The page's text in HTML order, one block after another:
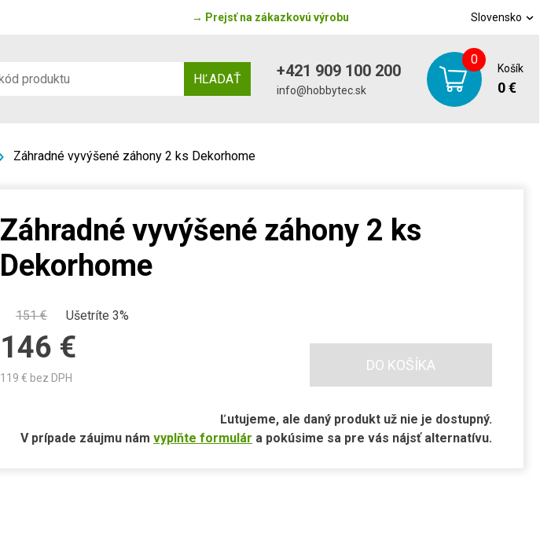
→ Prejsť na zákazkovú výrobu Slovensko
HĽADAŤ +421 909 100 200
info@hobbytec.sk
0
Košík
0 €
Záhradné vyvýšené záhony 2 ks Dekorhome
Záhradné vyvýšené záhony 2 ks
Dekorhome
151€ Ušetríte 3%
146 €
119 € bez DPH
DO KOŠÍKA
Ľutujeme, ale daný produkt už nie je dostupný.
V prípade záujmu nám vyplňte formulár a pokúsime sa pre vás nájsť alternatívu.